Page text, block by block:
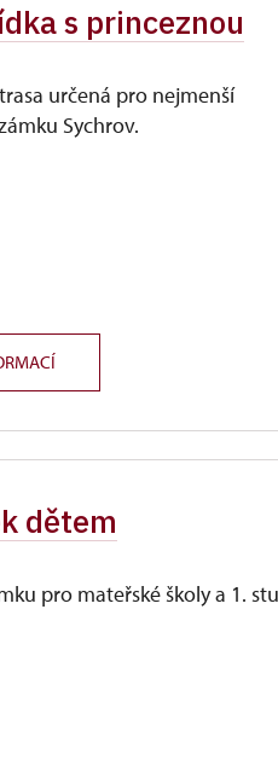
s princeznou
určená pro nejmenší
Sychrov.
dětem
pro mateřské školy a 1.